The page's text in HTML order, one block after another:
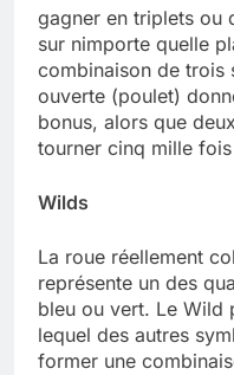
gagner en triplets ou
sur nimporte quelle
combinaison de trois
ouverte (poulet)
bonus, alors que
tourner cinq mille
Wilds
La roue réellement
représente un des
bleu ou vert. Le Wild
lequel des autres
former une